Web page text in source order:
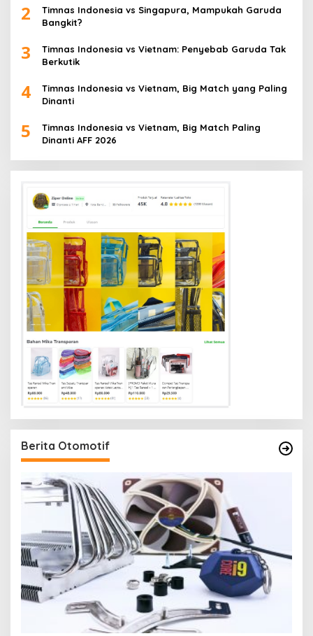
2
Timnas Indonesia vs Singapura, Mampukah Garuda
Bangkit?
3
Timnas Indonesia vs Vietnam: Penyebab Garuda Tak
Berkutik
4
Timnas Indonesia vs Vietnam, Big Match yang Paling
Dinanti
5
Timnas Indonesia vs Vietnam, Big Match Paling
Dinanti AFF 2026
Berita Otomotif